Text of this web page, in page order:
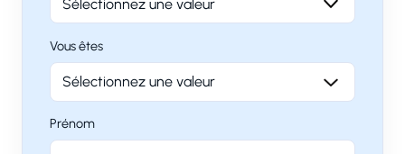
Vous êtes
Prénom
Votre message